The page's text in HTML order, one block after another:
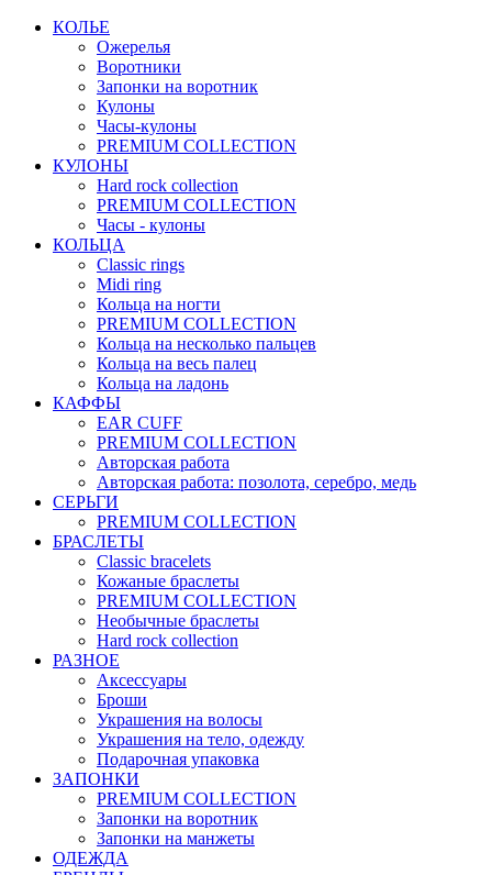
КОЛЬЕ
Ожерелья
Воротники
Запонки на воротник
Кулоны
Часы-кулоны
PREMIUM COLLECTION
КУЛОНЫ
Hard rock collection
PREMIUM COLLECTION
Часы - кулоны
КОЛЬЦА
Classic rings
Midi ring
Кольца на ногти
PREMIUM COLLECTION
Кольца на несколько пальцев
Кольца на весь палец
Кольца на ладонь
КАФФЫ
EAR CUFF
PREMIUM COLLECTION
Авторская работа
Авторская работа: позолота, серебро, медь
СЕРЬГИ
PREMIUM COLLECTION
БРАСЛЕТЫ
Classic bracelets
Кожаные браслеты
PREMIUM COLLECTION
Необычные браслеты
Hard rock collection
РАЗНОЕ
Аксессуары
Броши
Украшения на волосы
Украшения на тело, одежду
Подарочная упаковка
ЗАПОНКИ
PREMIUM COLLECTION
Запонки на воротник
Запонки на манжеты
ОДЕЖДА